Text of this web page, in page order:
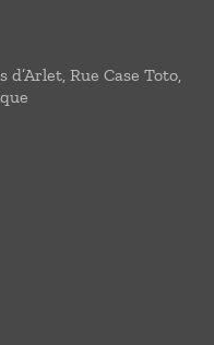
Rue Case Toto,